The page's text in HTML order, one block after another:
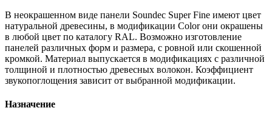
В неокрашенном виде панели Soundec Super Fine имеют цвет
натуральной древесины, в модификации Color они окрашены
в любой цвет по каталогу RAL. Возможно изготовление
панелей различных форм и размера, с ровной или скошенной
кромкой. Материал выпускается в модификациях с различной
толщиной и плотностью древесных волокон. Коэффициент
звукопоглощения зависит от выбранной модификации.
Назначение